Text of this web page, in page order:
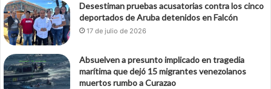
Desestiman pruebas acusatorias contra los cinco
deportados de Aruba detenidos en Falcón
17 de julio de 2026
Absuelven a presunto implicado en tragedia
marítima que dejó 15 migrantes venezolanos
muertos rumbo a Curazao